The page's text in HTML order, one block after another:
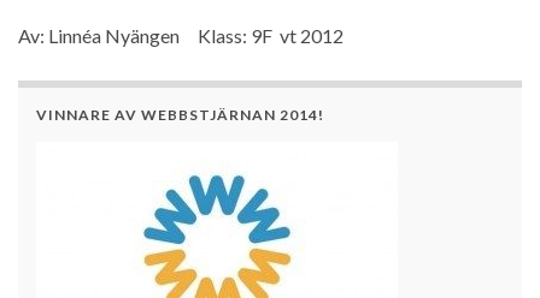
Av: Linnéa Nyängen Klass: 9F vt 2012
VINNARE AV WEBBSTJÄRNAN 2014!